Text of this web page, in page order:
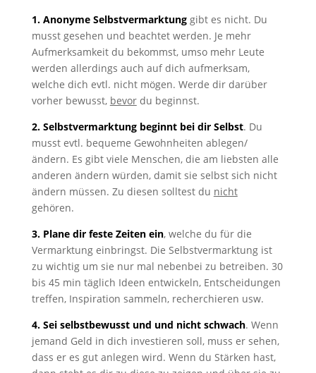
1. Anonyme Selbstvermarktunggibt es nicht. Du
musst gesehen und beachtet werden. Je mehr
Aufmerksamkeit du bekommst, umso mehr Leute
werden allerdings auch auf dich aufmerksam,
welche dich evtl. nicht mögen. Werde dir darüber
vorher bewusst, bevordu beginnst.
2. Selbstvermarktung beginnt bei dir Selbst. Du
musst evtl. bequeme Gewohnheiten ablegen/
ändern. Es gibt viele Menschen, die am liebsten alle
anderen ändern würden, damit sie selbst sich nicht
ändern müssen. Zu diesen solltest du nicht
gehören.
3. Plane dir feste Zeiten ein, welche du für die
Vermarktung einbringst. Die Selbstvermarktung ist
zu wichtig um sie nur mal nebenbei zu betreiben. 30
bis 45 min täglich Ideen entwickeln, Entscheidungen
treffen, Inspiration sammeln, recherchieren usw.
4. Sei selbstbewusst und und nicht schwach. Wenn
jemand Geld in dich investieren soll, muss er sehen,
dass er es gut anlegen wird. Wenn du Stärken hast,